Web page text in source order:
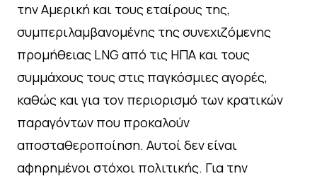
την Αμερική και τους εταίρους της,
συμπεριλαμβανομένης της συνεχιζόμενης
προμήθειας LNG από τις ΗΠΑ και τους
συμμάχους τους στις παγκόσμιες αγορές,
καθώς και για τον περιορισμό των κρατικών
παραγόντων που προκαλούν
αποσταθεροποίηση. Αυτοί δεν είναι
αφηρημένοι στόχοι πολιτικής. Για την